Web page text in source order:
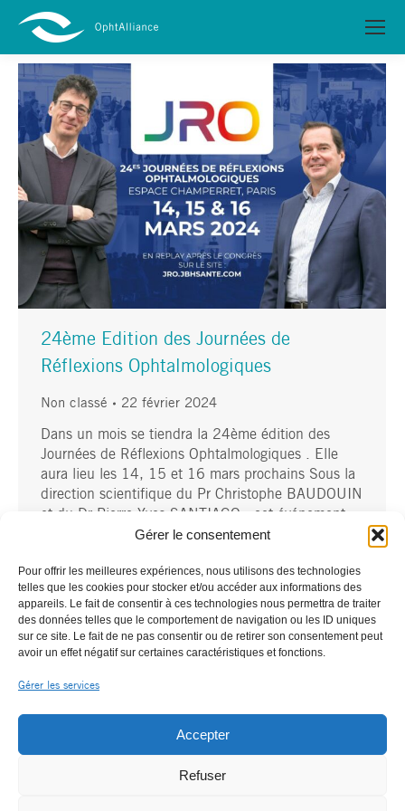
Gérer le consentement
Pour offrir les meilleures expériences, nous utilisons des technologies
telles que les cookies pour stocker et/ou accéder aux informations des
appareils. Le fait de consentir à ces technologies nous permettra de traiter
des données telles que le comportement de navigation ou les ID uniques
sur ce site. Le fait de ne pas consentir ou de retirer son consentement peut
avoir un effet négatif sur certaines caractéristiques et fonctions.
Gérer les services
Accepter
Refuser
24ème Edition des Journées de
Réflexions Ophtalmologiques
Non classé 22 février 2024
Dans un mois se tiendra la 24ème édition des
Journées de Réflexions Ophtalmologiques . Elle
aura lieu les 14, 15 et 16 mars prochains Sous la
direction scientifique du Pr Christophe BAUDOUIN
et du Dr Pierre-Yves SANTIAGO , cet événement
aura pour thème le vieillissement oculaire avec un
les